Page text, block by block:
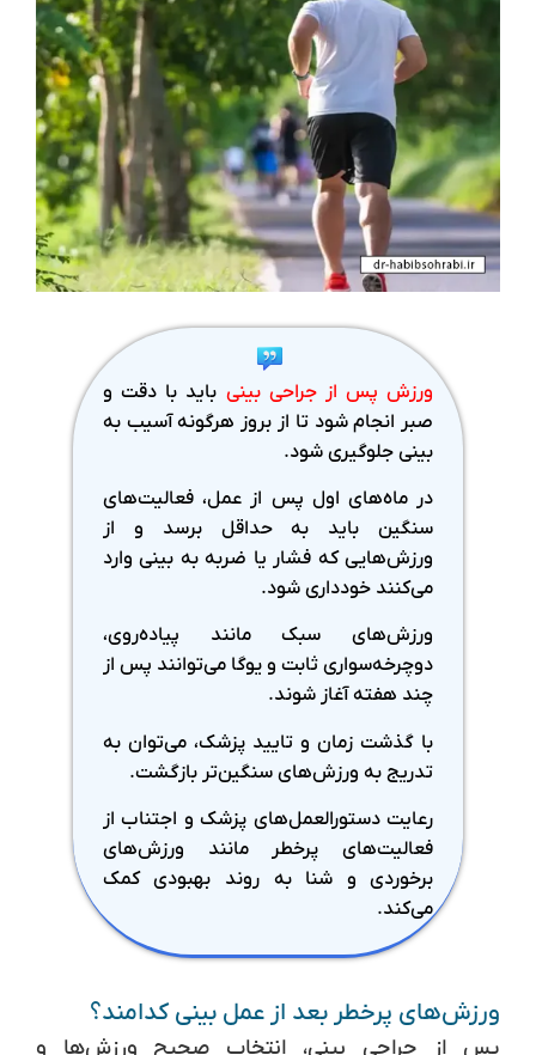
ورزش پس از جراحی بینیباید با دقت و
صبر انجام شود تا از بروز هرگونه آسیب به
بینی جلوگیری شود.
در ماه‌های اول پس از عمل، فعالیت‌های
سنگین باید به حداقل برسد و از
ورزش‌هایی که فشار یا ضربه به بینی وارد
می‌کنند خودداری شود.
ورزش‌های سبک مانند پیاده‌روی،
دوچرخه‌سواری ثابت و یوگا می‌توانند پس از
چند هفته آغاز شوند.
با گذشت زمان و تایید پزشک، می‌توان به
تدریج به ورزش‌های سنگین‌تر بازگشت.
رعایت دستورالعمل‌های پزشک و اجتناب از
فعالیت‌های پرخطر مانند ورزش‌های
برخوردی و شنا به روند بهبودی کمک
می‌کند.
ورزش‌های پرخطر بعد از عمل بینی کدامند؟
پس از جراحی بینی، انتخاب صحیح ورزش‌ها و